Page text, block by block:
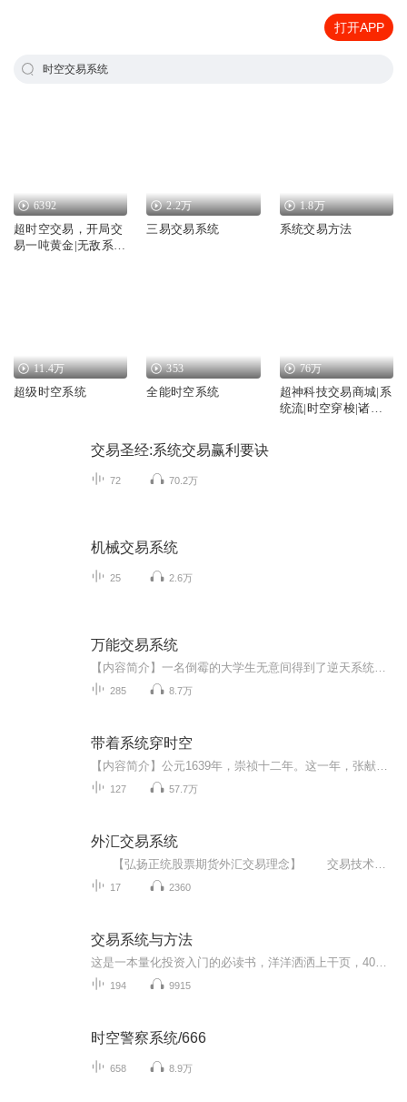
打开APP
时空交易系统
6392
超时空交易，开局交
易一吨黄金|无敌系
2.2万
三易交易系统
1.8万
系统交易方法
11.4万
超级时空系统
353
全能时空系统
76万
超神科技交易商城|系
统流|时空穿梭|诸天
交易圣经:系统交易赢利要诀
72 70.2万
机械交易系统
25 2.6万
万能交易系统
285 8.7万
带着系统穿时空
127 57.7万
外汇交易系统
17 2360
交易系统与方法
194 9915
时空警察系统/666
658 8.9万